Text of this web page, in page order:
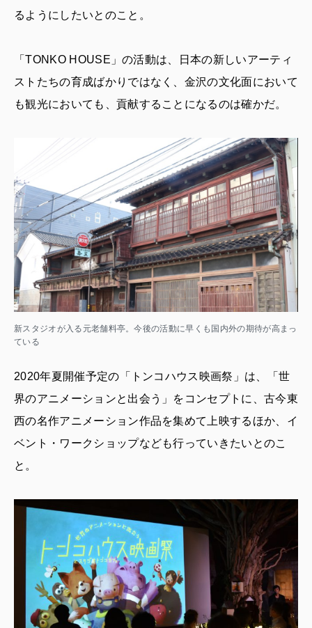
るようにしたいとのこと。
「TONKO HOUSE」の活動は、日本の新しいアーティ
ストたちの育成ばかりではなく、金沢の文化面において
も観光においても、貢献することになるのは確かだ。
新スタジオが入る元老舗料亭。今後の活動に早くも国内外の期待が高まっ
ている
2020年夏開催予定の「トンコハウス映画祭」は、「世
界のアニメーションと出会う」をコンセプトに、古今東
西の名作アニメーション作品を集めて上映するほか、イ
ベント・ワークショップなども行っていきたいとのこ
と。